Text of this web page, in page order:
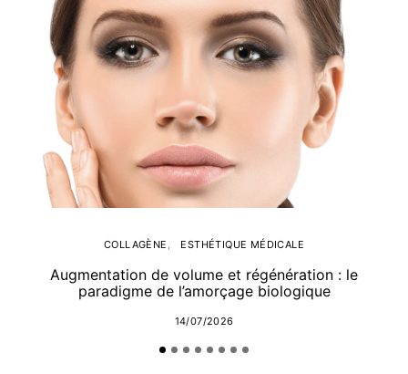
COLLAGÈNE ESTHÉTIQUE MÉDICALE
Augmentation de volume et régénération : le
paradigme de l’amorçage biologique
14/07/2026